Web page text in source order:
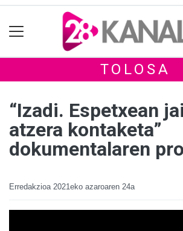
TOLOSA
“Izadi. Espetxean
atzera kontaketa”
dokumentalaren
Erredakzioa 2021eko azaroaren 24a